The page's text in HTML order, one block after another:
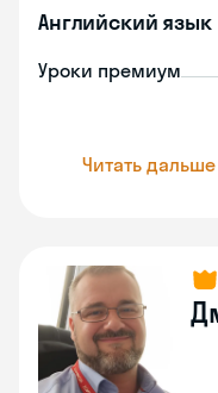
Английский язык
Уроки премиум
Читать дальше